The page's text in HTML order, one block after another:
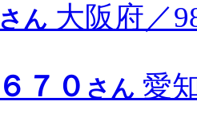
ん 大阪府／
７０ さん 愛